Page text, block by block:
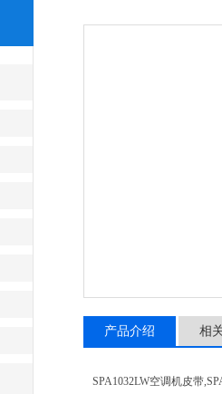
产品介绍 相
SPA1032LW空调机皮带